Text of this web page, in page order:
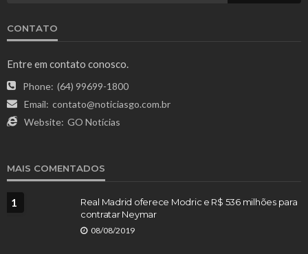
CONTATO
Entre em contato conosco.
Phone: (64) 99699-1800
Email: contato@noticiasgo.com.br
Website: GO Notícias
MAIS COMENTADOS
1
Real Madrid oferece Modric e R$ 536 milhões para
contratar Neymar
08/08/2019